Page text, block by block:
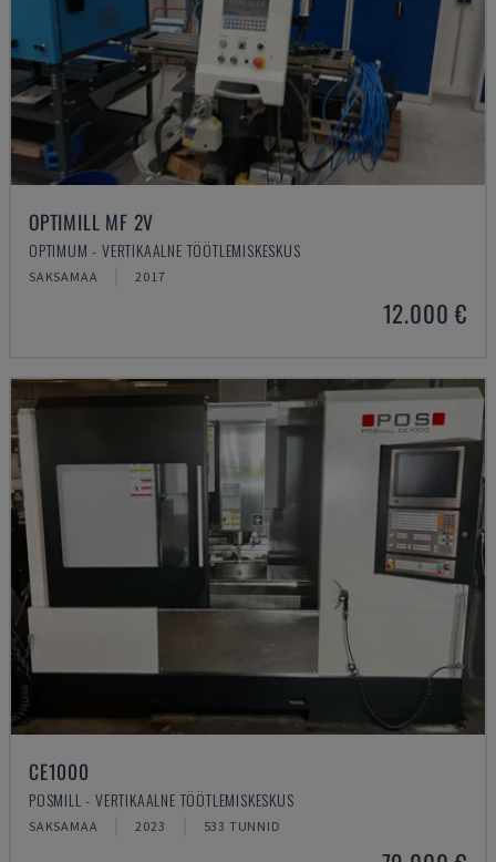
OPTIMILL MF 2V
OPTIMUM - VERTIKAALNE TÖÖTLEMISKESKUS
SAKSAMAA 2017
12.000 €
CE1000
POSMILL - VERTIKAALNE TÖÖTLEMISKESKUS
SAKSAMAA 2023 533 TUNNID